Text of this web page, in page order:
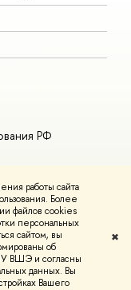
работы сайта
Более
файлов cookies
персональных
сайтом, вы
об
ВШЭ и согласны
данных. Вы
Вашего
✖
РФ
Школе дизайна НИУ